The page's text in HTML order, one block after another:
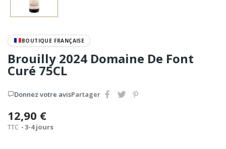
BOUTIQUE FRANÇAISE
Brouilly 2024 Domaine De Font
Curé 75CL
Donnez votre avisPartager
12,90 €
TTC 3-4 jours